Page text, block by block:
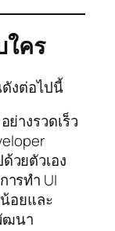
ใคร
ดังต่อไปนี้
ย่างรวดเร็ว
วยตัวเอง
ารทำ UI
อยและ
ฒนา